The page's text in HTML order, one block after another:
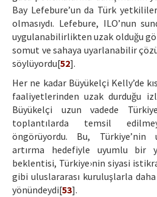
Bay Lefebure’un da Türk
olmasıydı. Lefebure, ILO’nun
uygulanabilirlikten uzak olduğu
somut ve sahaya uyarlanabilir
söylüyordu[52].
Her ne kadar Büyükelçi Kelly’de
faaliyetlerinden uzak durduğu
Büyükelçi uzun vadede
toplantılarda temsil
öngörüyordu. Bu, Türkiye’nin
artırma hedefiyle uyumlu bir
beklentisi, Türkiye›nin siyasi
gibi uluslararası kuruluşlarla
yönündeydi[53].